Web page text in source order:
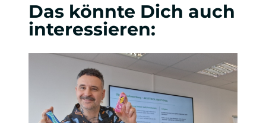
Das könnte Dich auch
interessieren: